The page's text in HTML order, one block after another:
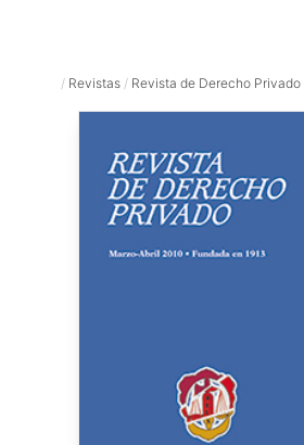
/ Revistas / Revista de Derecho Privado